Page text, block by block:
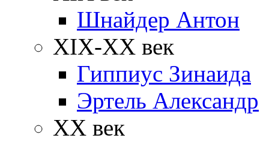
Шнайдер Антон
XIX-XX век
Гиппиус Зинаида
Эртель Александр
XX век